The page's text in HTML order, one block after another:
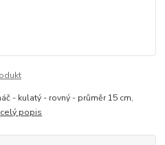
- kulatý - rovný - průměr 15 cm,
celý popis